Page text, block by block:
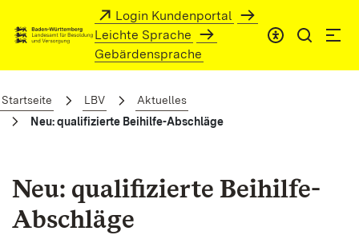
Zum Hauptinhalt springenLogin Kundenportal
Leichte Sprache
Gebärdensprache
Startseite LBV
Aktuelles
Neu: qualifizierte Beihilfe-Abschläge
Neu: qualifizierte Beihilfe-
Abschläge